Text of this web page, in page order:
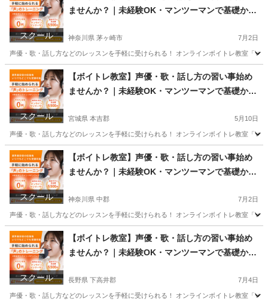
スクール
ませんか？｜未経験OK・マンツーマンで基礎から
迎
神奈川県 茅ヶ崎市 7月2日
声優・歌・話し方などのレッスンを手軽に受けられる！ オンラインボイトレ教室「
神奈川 茅ヶ崎市 その他 声優
スクール
【ボイトレ教室】声優・歌・話し方の習い事始め
ませんか？｜未経験OK・マンツーマンで基礎から
迎
宮城県 本吉郡 5月10日
声優・歌・話し方などのレッスンを手軽に受けられる！ オンラインボイトレ教室「
宮城 本吉郡 その他 声優
スクール
【ボイトレ教室】声優・歌・話し方の習い事始め
ませんか？｜未経験OK・マンツーマンで基礎から
迎
神奈川県 中郡 7月2日
声優・歌・話し方などのレッスンを手軽に受けられる！ オンラインボイトレ教室「
神奈川 中郡 その他 声優
スクール
【ボイトレ教室】声優・歌・話し方の習い事始め
ませんか？｜未経験OK・マンツーマンで基礎から
迎
長野県 下高井郡 7月4日
声優・歌・話し方などのレッスンを手軽に受けられる！ オンラインボイトレ教室「